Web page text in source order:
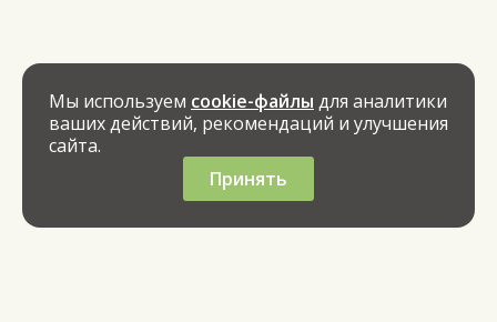
Мы используем cookie-файлы для аналитики
ваших действий, рекомендаций и улучшения
сайта.
Принять